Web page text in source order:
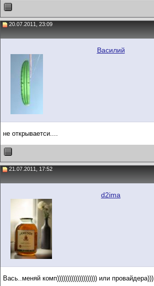
20.07.2011, 23:09
Василий
не открываетси....
21.07.2011, 17:52
d2ima
Вась..меняй комп)))))))))))))))))))) или провайдера)))